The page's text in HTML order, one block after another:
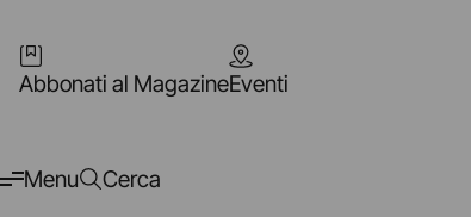
Abbonati al MagazineEventi
Menu Cerca